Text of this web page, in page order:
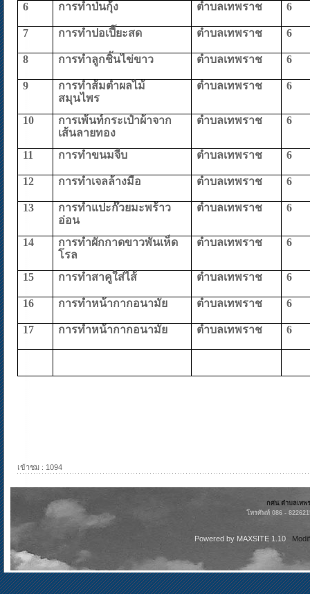
6 การทำป่นกุ้ง ตำบลเทพราช 6
7 การทำปอเปี๊ยะสด ตำบลเทพราช 6
8 การทำลูกชิ้นไข่ขาว ตำบลเทพราช 6
9
การทำส้มตำผลไม้
สมุนไพร
ตำบลเทพราช 6
10
การเพ้นท์กระเป๋าผ้าจาก
เส้นลายทอง
ตำบลเทพราช 6
11 การทำขนมจีบ ตำบลเทพราช 6
12 การทำเจลล้างมือ ตำบลเทพราช 6
13
การทำแปะก๊วยมะพร้าว
อ่อน
ตำบลเทพราช 6
14
การทำผักกาดขาวพันเห็ด
โรล
ตำบลเทพราช 6
15 การทำสาคูใส่ไส้ ตำบลเทพราช 6
16 การทำหน้ากากอนามัย ตำบลเทพราช 6
17 การทำหน้ากากอนามัย ตำบลเทพราช 6
เข้าชม : 1094
กศน.ตำบลเทพ
โทรศัพท์ 086 -
Powered by MAXSITE 1.10